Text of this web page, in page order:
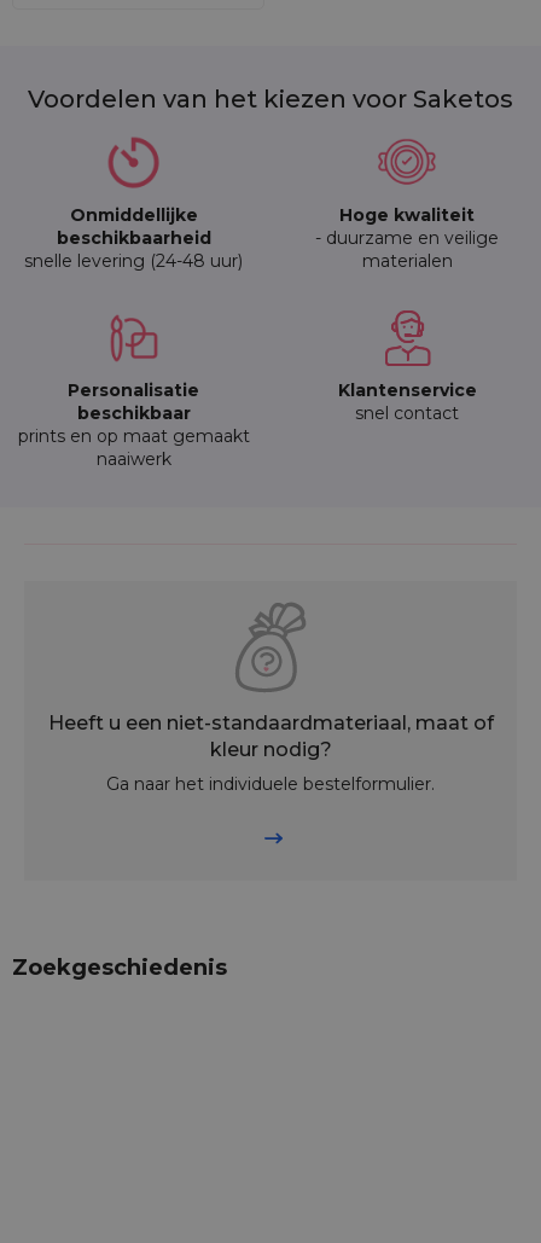
Voordelen van het kiezen voor Saketos
Onmiddellijke
beschikbaarheid
snelle levering (24-48 uur)
Hoge kwaliteit
- duurzame en veilige
materialen
Personalisatie
beschikbaar
prints en op maat gemaakt
naaiwerk
Klantenservice
snel contact
Heeft u een niet-standaardmateriaal, maat of
kleur nodig?
Ga naar het individuele bestelformulier.
Zoekgeschiedenis